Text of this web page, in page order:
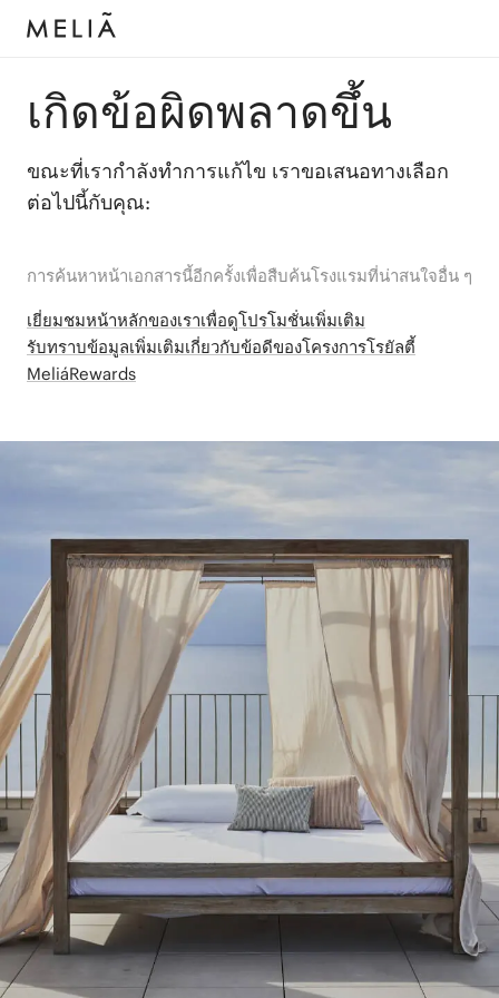
เกิดข้อผิดพลาดขึ้น
ขณะที่เรากำลังทำการแก้ไข เราขอเสนอทางเลือก
ต่อไปนี้กับคุณ:
การค้นหาหน้าเอกสารนี้อีกครั้งเพื่อสืบค้นโรงแรมที่น่าสนใจอื่น ๆ
เยี่ยมชมหน้าหลักของเราเพื่อดูโปรโมชั่นเพิ่มเติม
รับทราบข้อมูลเพิ่มเติมเกี่ยวกับข้อดีของโครงการโรยัลตี้
MeliáRewards